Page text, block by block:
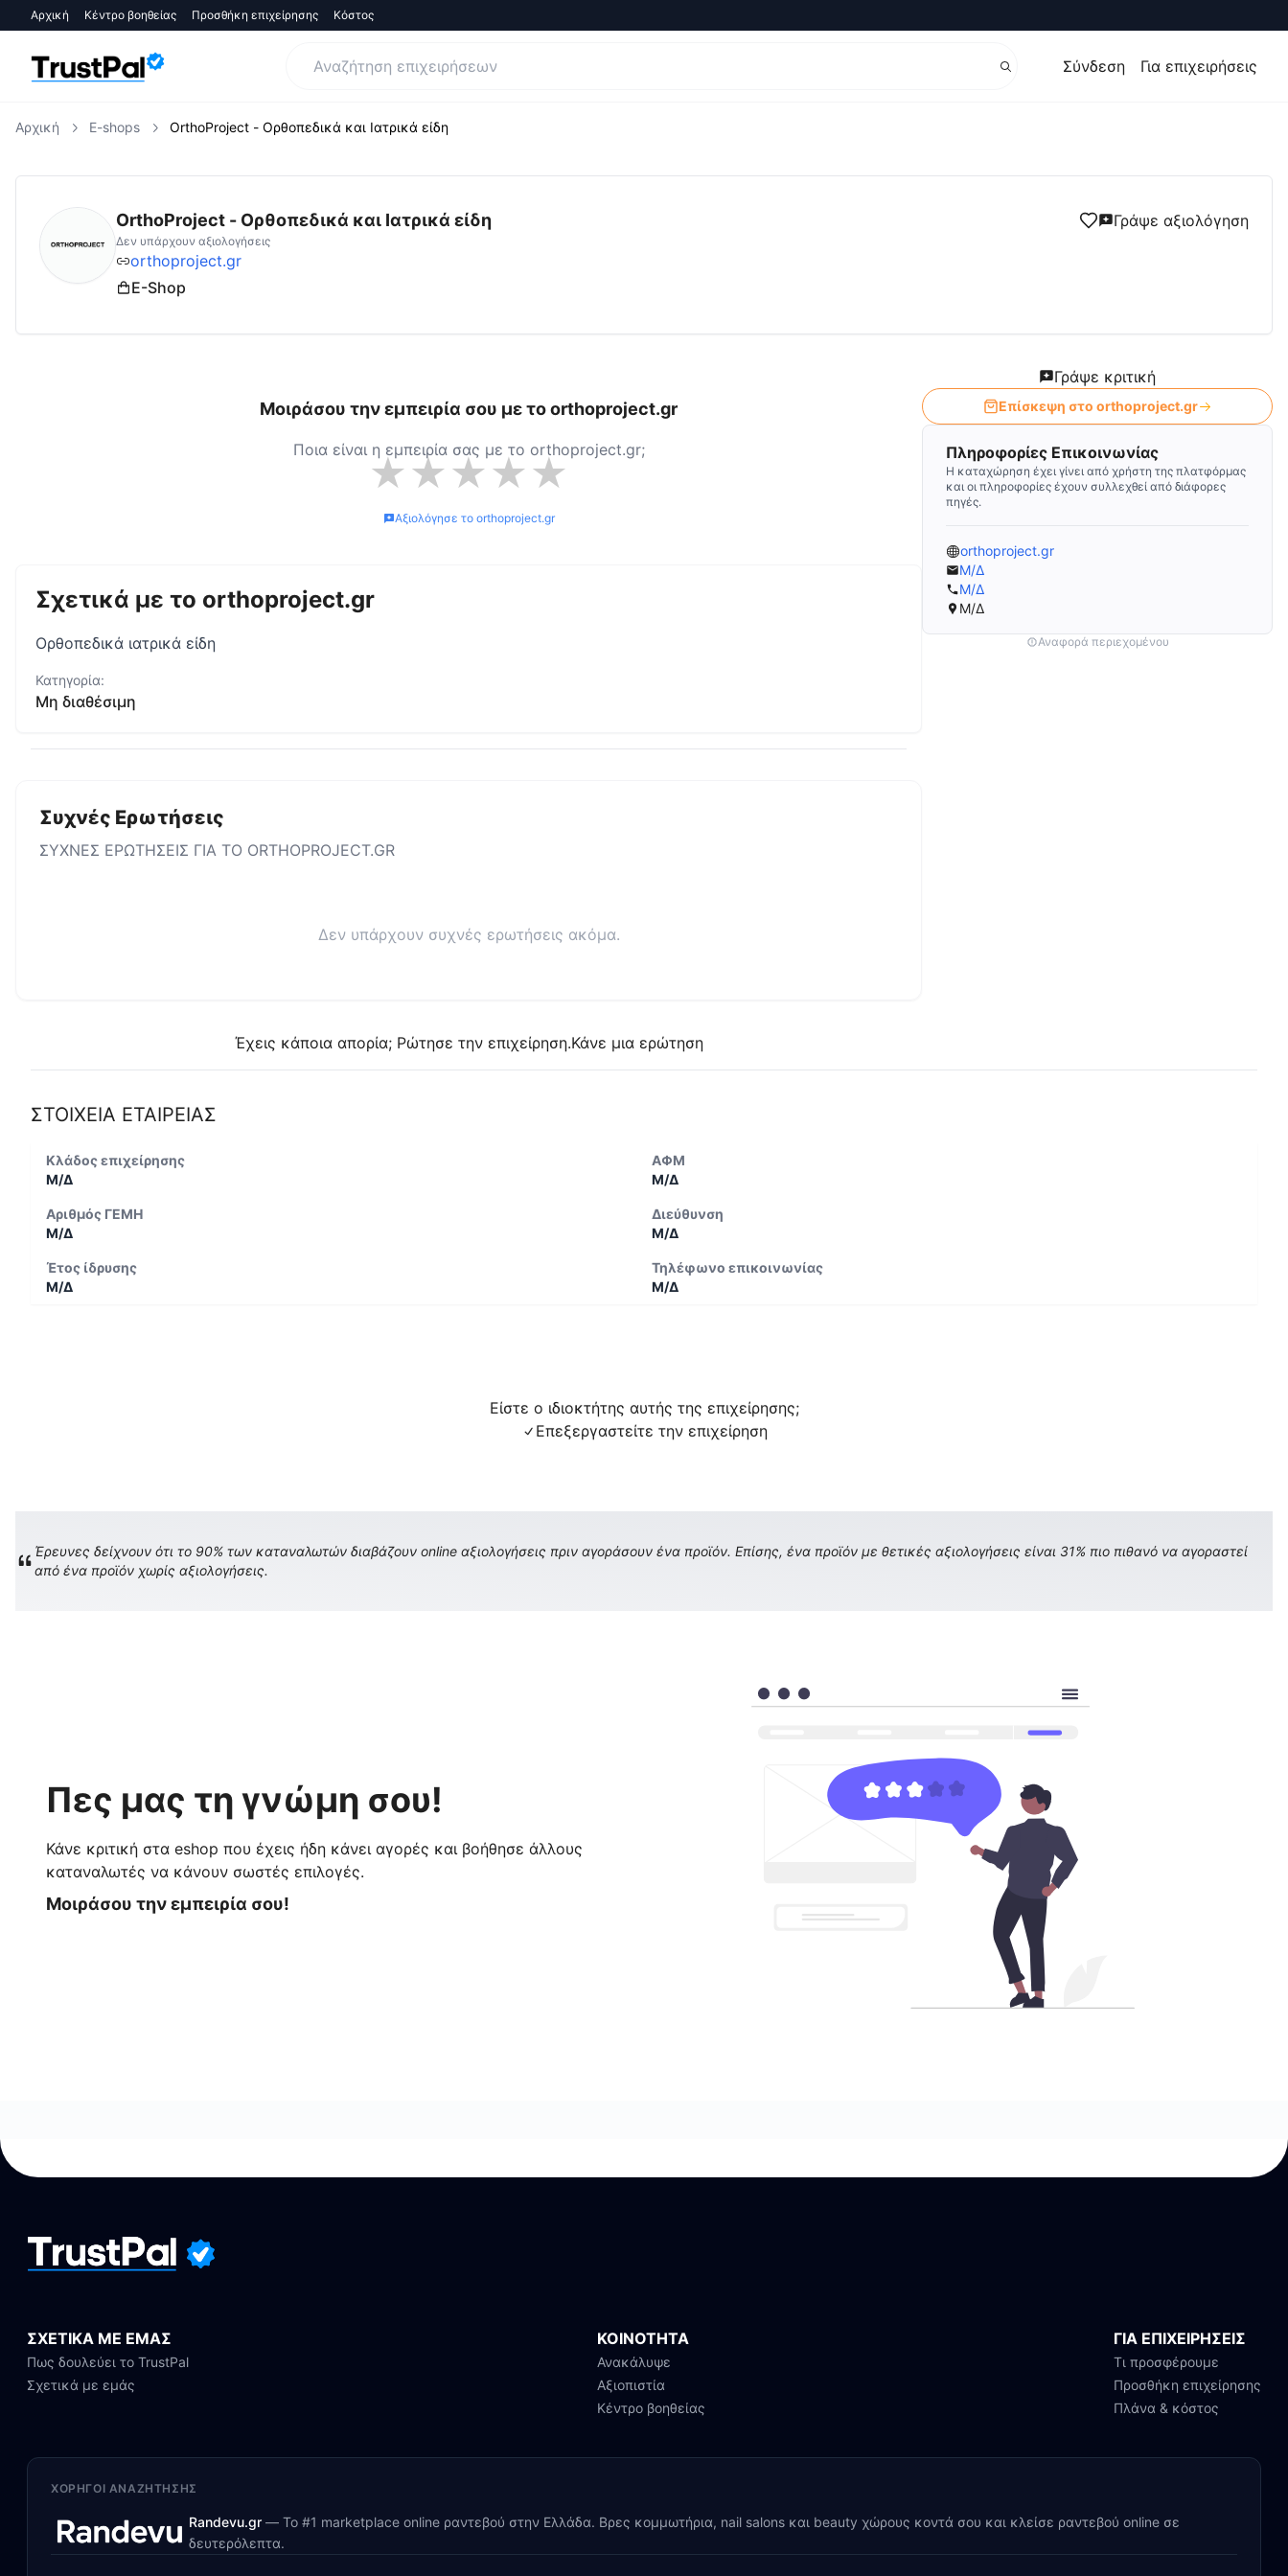
Αρχική Κέντρο βοηθείας Προσθήκη επιχείρησης Κόστος
Σύνδεση Για επιχειρήσεις
Αρχική E-shops OrthoProject - Ορθοπεδικά και Ιατρικά είδη
orthoproject.gr Αξιολογήσεις | Δες Αξιολογήσεις και Κριτικές για
OrthoProject - Ορθοπεδικά και Ιατρικά είδη Γράψε αξιολόγηση
Δεν υπάρχουν αξιολογήσεις
orthoproject.gr
E-Shop
Μοιράσου την εμπειρία σου με τοorthoproject.gr
Ποια είναι η εμπειρία σας με το orthoproject.gr;
★★★★★
Αξιολόγησε το orthoproject.gr
Σχετικά με το orthoproject.gr
Ορθοπεδικά ιατρικά είδη
Κατηγορία:
Μη διαθέσιμη
Συχνές Ερωτήσεις
ΣΥΧΝΕΣ ΕΡΩΤΗΣΕΙΣ ΓΙΑ ΤΟ ORTHOPROJECT.GR
Δεν υπάρχουν συχνές ερωτήσεις ακόμα.
Έχεις κάποια απορία; Ρώτησε την επιχείρηση.Κάνε μια ερώτηση
Γράψε κριτική
Επίσκεψη στο orthoproject.gr
Πληροφορίες Επικοινωνίας
Η καταχώρηση έχει γίνει από χρήστη της πλατφόρμας
και οι πληροφορίες έχουν συλλεχθεί από διάφορες
πηγές.
orthoproject.gr
Μ/Δ
Μ/Δ
Μ/Δ
Αναφορά περιεχομένου
ΣΤΟΙΧΕΙΑ ΕΤΑΙΡΕΙΑΣ
Κλάδος επιχείρησης
Μ/Δ
ΑΦΜ
Μ/Δ
Αριθμός ΓΕΜΗ
Μ/Δ
Διεύθυνση
Μ/Δ
Έτος ίδρυσης
Μ/Δ
Τηλέφωνο επικοινωνίας
Μ/Δ
Είστε ο ιδιοκτήτης αυτής της επιχείρησης;
Επεξεργαστείτε την επιχείρηση
Έρευνες δείχνουν ότι το 90% των καταναλωτών διαβάζουν online αξιολογήσεις πριν αγοράσουν ένα προϊόν. Επίσης, ένα προϊόν με θετικές αξιολογήσεις είναι 31% πιο πιθανό να αγοραστεί
από ένα προϊόν χωρίς αξιολογήσεις.
Πες μας τη γνώμη σου!
Κάνε κριτική στα eshop που έχεις ήδη κάνει αγορές και βοήθησε άλλους
καταναλωτές να κάνουν σωστές επιλογές.
Μοιράσου την εμπειρία σου!
ΣΧΕΤΙΚΑ ΜΕ ΕΜΑΣ
Πως δουλεύει το TrustPal
Σχετικά με εμάς
ΚΟΙΝΟΤΗΤΑ
Ανακάλυψε
Αξιοπιστία
Κέντρο βοηθείας
ΓΙΑ ΕΠΙΧΕΙΡΗΣΕΙΣ
Τι προσφέρουμε
Προσθήκη επιχείρησης
Πλάνα & κόστος
ΧΟΡΗΓΟΊ ΑΝΑΖΉΤΗΣΗΣ
Randevu.gr — Το #1 marketplace online ραντεβού στην Ελλάδα. Βρες κομμωτήρια, nail salons και beauty χώρους κοντά σου και κλείσε ραντεβού online σε
δευτερόλεπτα.